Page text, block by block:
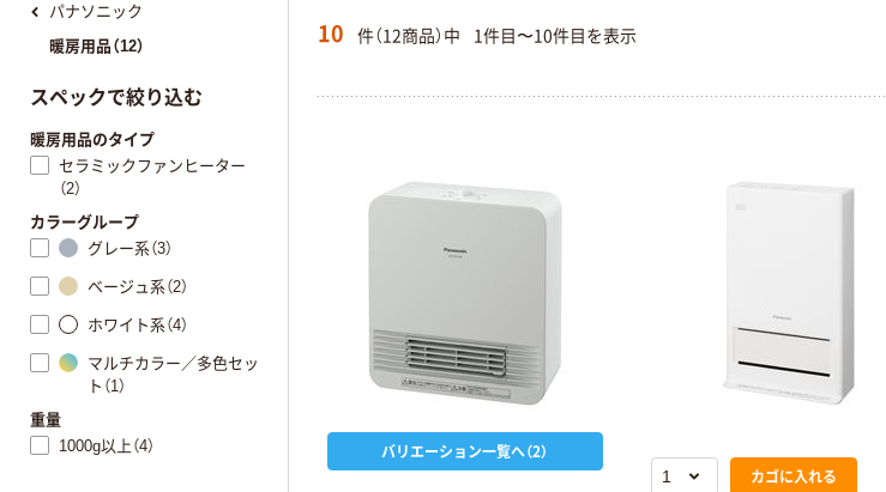
10 件（12商品）中 1件目〜10件目を表示
バリエーション一覧へ（2）
カゴに入れる
パナソニック
暖房用品（12）
スペックで絞り込む
暖房用品のタイプ
セラミックファンヒーター
（2）
カラーグループ
グレー系（3）
ベージュ系（2）
ホワイト系（4）
マルチカラー／多色セッ
ト（1）
重量
1000g以上（4）